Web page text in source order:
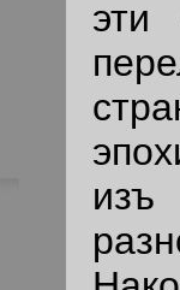
эти